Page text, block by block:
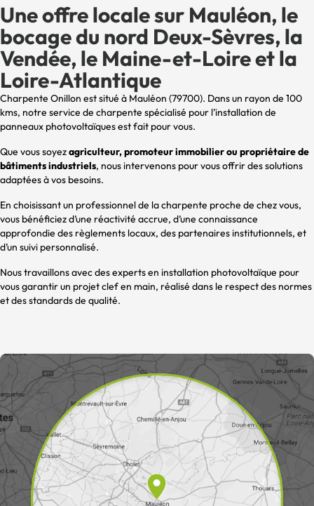
Une offre locale sur Mauléon, le
bocage du nord Deux-Sèvres, la
Vendée, le Maine-et-Loire et la
Loire-Atlantique
Charpente Onillon est situé à Mauléon (79700). Dans un rayon de 100
kms, notre service de charpente spécialisé pour l’installation de
panneaux photovoltaïques est fait pour vous.
Que vous soyezagriculteur, promoteur immobilier ou propriétaire de
bâtiments industriels, nous intervenons pour vous offrir des solutions
adaptées à vos besoins.
En choisissant un professionnel de la charpente proche de chez vous,
vous bénéficiez d’une réactivité accrue, d’une connaissance
approfondie des règlements locaux, des partenaires institutionnels, et
d’un suivi personnalisé.
Nous travaillons avec des experts en installation photovoltaïque pour
vous garantir un projet clef en main, réalisé dans le respect des normes
et des standards de qualité.